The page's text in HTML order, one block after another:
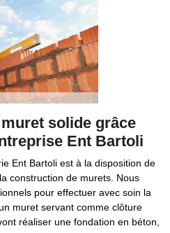
solide grâce
Ent Bartoli
Ent Bartoli est à la disposition de
construction de murets. Nous
pour effectuer avec soin la
muret servant comme clôture
réaliser une fondation en béton,